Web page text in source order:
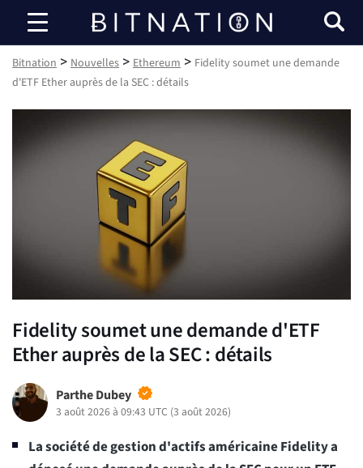
Bitnation
Bitnation > Nouvelles > Ethereum > Fidelity soumet une demande
d'ETF Ether auprès de la SEC : détails
Fidelity soumet une demande d'ETF
Ether auprès de la SEC : détails
Parthe Dubey
3 août 2026 à 09:43 UTC (3 août 2026)
La société de gestion d'actifs américaine Fidelity a